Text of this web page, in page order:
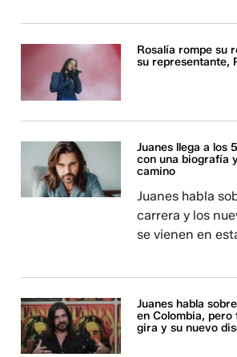
Rosalía rompe su
su representante,
Juanes llega a los
con una biografía
camino
Juanes habla
carrera y los
se vienen en
Juanes habla
en Colombia,
gira y su nuevo